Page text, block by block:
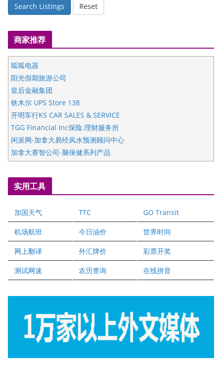
Search Listings Reset
商家推荐
呱呱电器
阳光假期旅游公司
皇后金融集团
铁木尔 UPS Store 138
开明车行KS CAR SALES & SERVICE
TGG Financial Inc保险.理财服务所
闲派网-加拿大易经风水预测顾问中心
加拿大赛智公司-脑保健系列产品
国际注册执业营养师公会
爱德华连锁酒店万锦分店
健健宝公司
二十一世纪美联地产公司
全球趋势移民留学
盛达资本
实用工具
加国天气 TTC GO Transit
机场航班 今日油价 世界时间
网上翻译 外汇牌价 彩票开奖
测试网速 农历查询 在线拼音